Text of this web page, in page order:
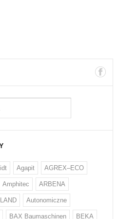
Agapit AGREX–ECO
Amphitec ARBENA
Autonomiczne
BAX Baumaschinen BEKA